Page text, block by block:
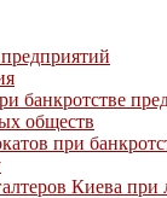
банкротстве
обществ
при
Киева